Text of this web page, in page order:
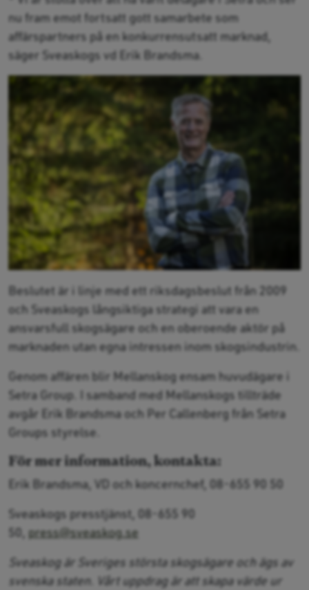
nu fram emot fortsatt gott samarbete som
affärspartners på en konkurrensutsatt marknad,
säger Sveaskogs vd Erik Brandsma.
Beslutet är i linje med ett riksdagsbeslut från 2009
och Sveaskogs långsiktiga strategi att vara en
ansvarsfull skogsägare och en oberoende aktör på
marknaden utan egna intressen inom skogsindustrin.
Genom affären blir Mellanskog ensam huvudägare i
Setra Group. I samband med Mellanskogs tillträde
avgår Erik Brandsma och Per Callenberg från Setra
Groups styrelse.
För mer information, kontakta:
Erik Brandsma, VD och koncernchef, 08-655 90 50
Sveaskogs presstjänst, 08-655 90
50, press@sveaskog.se
Sveaskog är Sveriges största skogsägare och ägs av
svenska staten. Vårt uppdrag är att skapa värde ur